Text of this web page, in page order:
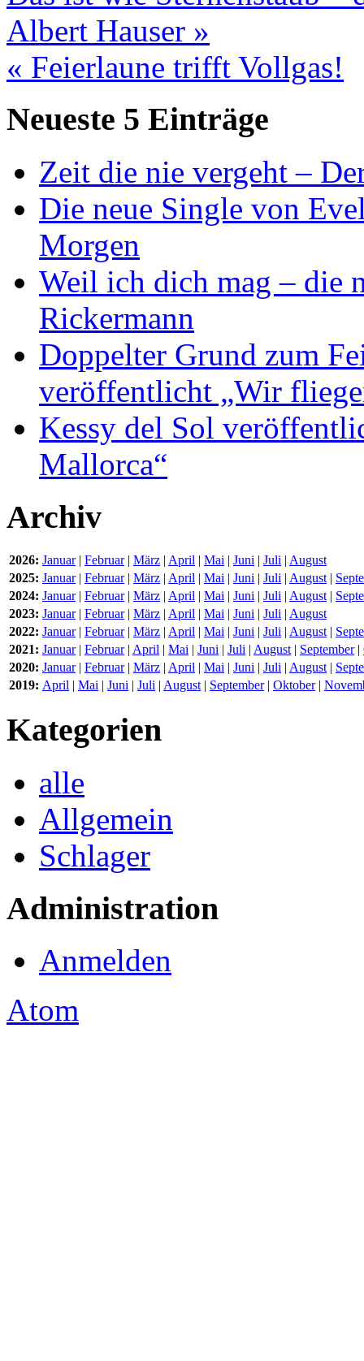
Albert Hauser »
« Feierlaune trifft Vollgas!
Neueste 5 Einträge
Zeit die nie vergeht –
Die neue Single von
Morgen
Weil ich dich mag – die
Rickermann
Doppelter Grund zum
veröffentlicht „Wir
Kessy del Sol
Mallorca“
Archiv
2026: Januar| Februar| März | April | Mai | Juni | Juli | August
2025: Januar| Februar| März | April | Mai | Juni | Juli | August|
2024: Januar| Februar| März | April | Mai | Juni | Juli | August|
2023: Januar| Februar| März | April | Mai | Juni | Juli | August
2022: Januar| Februar| März | April | Mai | Juni | Juli | August|
2021: Januar| Februar| April | Mai | Juni | Juli | August| September|
2020: Januar| Februar| März | April | Mai | Juni | Juli | August|
2019: April | Mai | Juni | Juli | August| September| Oktober|
Kategorien
alle
Allgemein
Schlager
Administration
Anmelden
Atom